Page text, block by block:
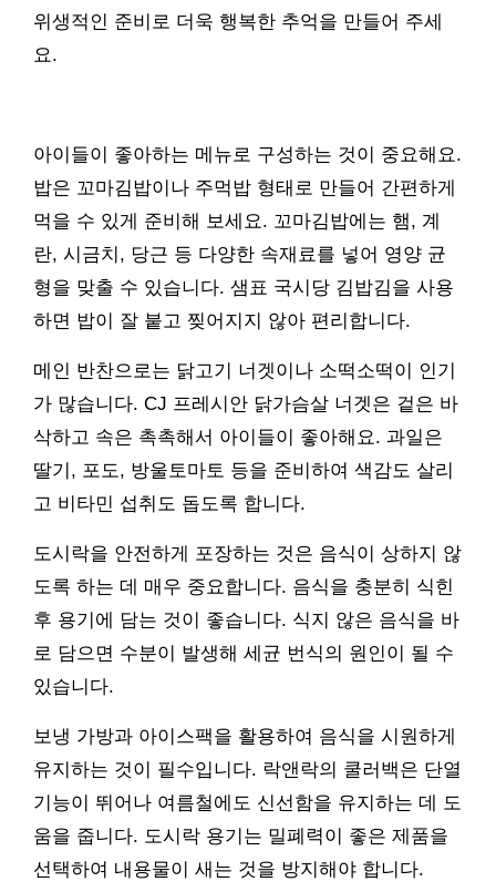
위생적인 준비로 더욱 행복한 추억을 만들어 주세
요.
아이들이 좋아하는 메뉴로 구성하는 것이 중요해요.
밥은 꼬마김밥이나 주먹밥 형태로 만들어 간편하게
먹을 수 있게 준비해 보세요. 꼬마김밥에는 햄, 계
란, 시금치, 당근 등 다양한 속재료를 넣어 영양 균
형을 맞출 수 있습니다. 샘표 국시당 김밥김을 사용
하면 밥이 잘 붙고 찢어지지 않아 편리합니다.
메인 반찬으로는 닭고기 너겟이나 소떡소떡이 인기
가 많습니다. CJ 프레시안 닭가슴살 너겟은 겉은 바
삭하고 속은 촉촉해서 아이들이 좋아해요. 과일은
딸기, 포도, 방울토마토 등을 준비하여 색감도 살리
고 비타민 섭취도 돕도록 합니다.
도시락을 안전하게 포장하는 것은 음식이 상하지 않
도록 하는 데 매우 중요합니다. 음식을 충분히 식힌
후 용기에 담는 것이 좋습니다. 식지 않은 음식을 바
로 담으면 수분이 발생해 세균 번식의 원인이 될 수
있습니다.
보냉 가방과 아이스팩을 활용하여 음식을 시원하게
유지하는 것이 필수입니다. 락앤락의 쿨러백은 단열
기능이 뛰어나 여름철에도 신선함을 유지하는 데 도
움을 줍니다. 도시락 용기는 밀폐력이 좋은 제품을
선택하여 내용물이 새는 것을 방지해야 합니다.